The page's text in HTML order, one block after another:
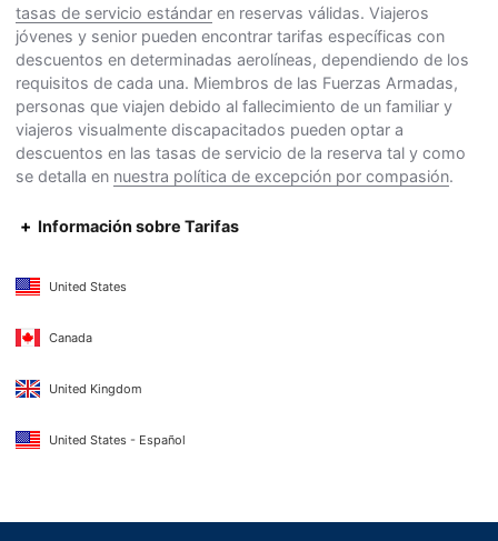
tasas de servicio estándar en reservas válidas. Viajeros
jóvenes y senior pueden encontrar tarifas específicas con
descuentos en determinadas aerolíneas, dependiendo de los
requisitos de cada una. Miembros de las Fuerzas Armadas,
personas que viajen debido al fallecimiento de un familiar y
viajeros visualmente discapacitados pueden optar a
descuentos en las tasas de servicio de la reserva tal y como
se detalla en nuestra política de excepción por compasión.
Información sobre Tarifas
United States
Canada
United Kingdom
United States - Español